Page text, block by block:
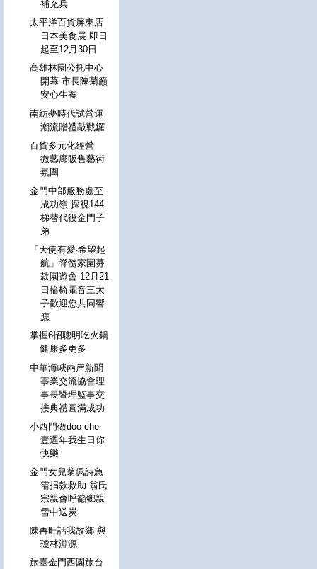
補充兵
太平洋百貨屏東店
日本美食展 即日
起至12月30日
高雄林園公托中心
開幕 市長陳菊籲
安心生養
南紡夢時代試營運
潮流贈禮敲戰鑼
百貨多元化經營
微藝廊販售藝術
氛圍
金門中部服務處至
成功嶺 探視144
梯替代役金門子
弟
「天使有愛‧希望起
航」脊髓家園募
款園遊會 12月21
日輪椅電音三太
子歡迎您共同響
應
掌握6招聰明吃火鍋
健康多更多
中華海峽兩岸新聞
事業交流協會理
事長暨理監事交
接典禮圓滿成功
小西門做doo che
壹週年我生日你
快樂
金門女兒翁佩詩急
需捐款救助 翁氏
宗親會呼籲鄉親
雪中送炭
陳再旺話我故鄉 與
瓊林淵源
旅臺金門西園旅台